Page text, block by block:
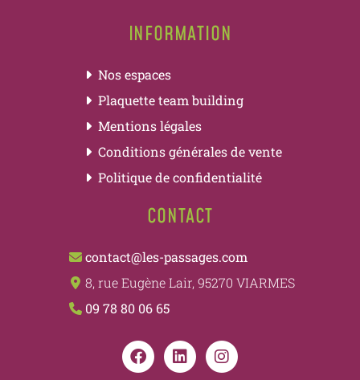
INFORMATION
Nos espaces
Plaquette team building
Mentions légales
Conditions générales de vente
Politique de confidentialité
CONTACT
contact@les-passages.com
8, rue Eugène Lair, 95270 VIARMES
09 78 80 06 65